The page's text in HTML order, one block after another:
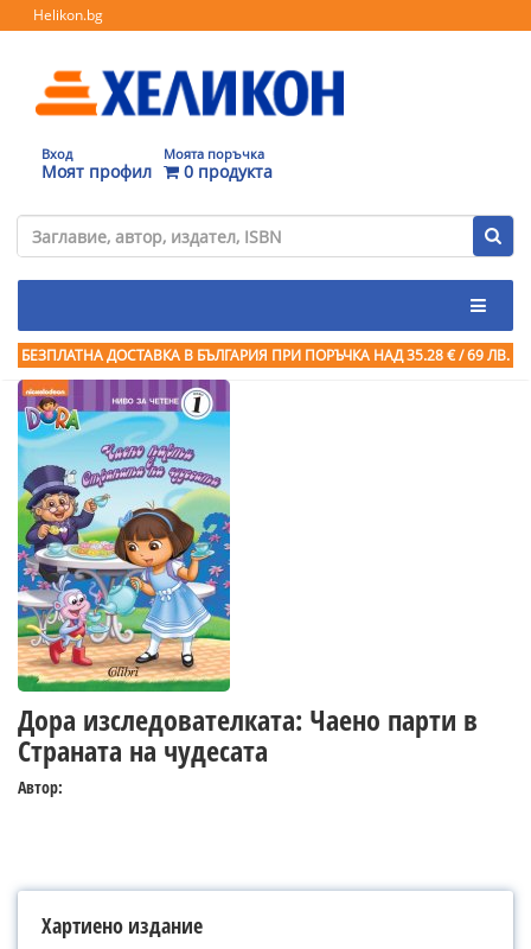
Helikon.bg
Вход
Моят профил
Моята поръчка
0 продукта
БЕЗПЛАТНА ДОСТАВКА В БЪЛГАРИЯ ПРИ ПОРЪЧКА НАД 35.28 € / 69 ЛВ.
Дора изследователката: Чаено парти в
Страната на чудесата
Автор:
Хартиено издание